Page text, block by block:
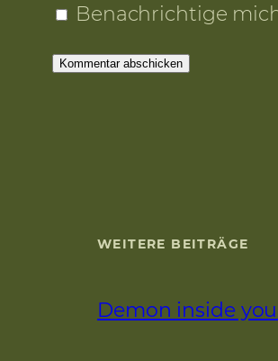
Benachrichtige
WEITERE BEITRÄGE
Demon inside